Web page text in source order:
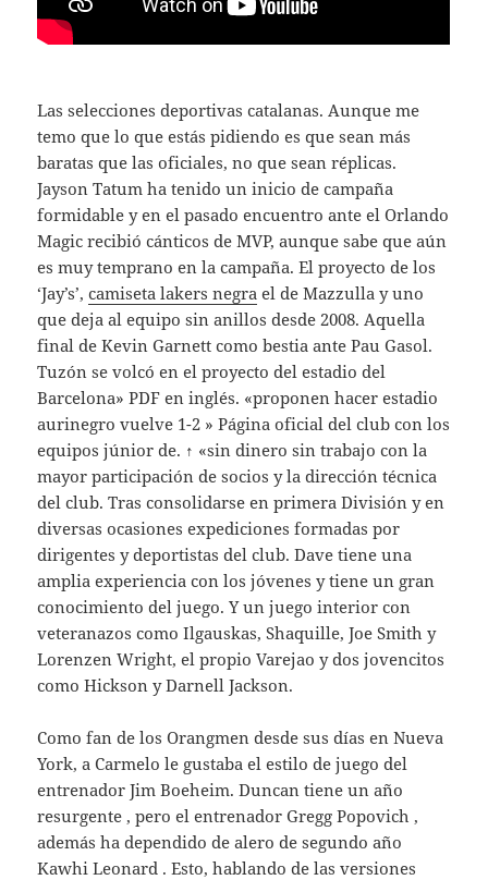
Las selecciones deportivas catalanas. Aunque me
temo que lo que estás pidiendo es que sean más
baratas que las oficiales, no que sean réplicas.
Jayson Tatum ha tenido un inicio de campaña
formidable y en el pasado encuentro ante el Orlando
Magic recibió cánticos de MVP, aunque sabe que aún
es muy temprano en la campaña. El proyecto de los
‘Jay’s’,camiseta lakers negra el de Mazzulla y uno
que deja al equipo sin anillos desde 2008. Aquella
final de Kevin Garnett como bestia ante Pau Gasol.
Tuzón se volcó en el proyecto del estadio del
Barcelona» PDF en inglés. «proponen hacer estadio
aurinegro vuelve 1-2 » Página oficial del club con los
equipos júnior de. ↑ «sin dinero sin trabajo con la
mayor participación de socios y la dirección técnica
del club. Tras consolidarse en primera División y en
diversas ocasiones expediciones formadas por
dirigentes y deportistas del club. Dave tiene una
amplia experiencia con los jóvenes y tiene un gran
conocimiento del juego. Y un juego interior con
veteranazos como Ilgauskas, Shaquille, Joe Smith y
Lorenzen Wright, el propio Varejao y dos jovencitos
como Hickson y Darnell Jackson.
Como fan de los Orangmen desde sus días en Nueva
York, a Carmelo le gustaba el estilo de juego del
entrenador Jim Boeheim. Duncan tiene un año
resurgente , pero el entrenador Gregg Popovich ,
además ha dependido de alero de segundo año
Kawhi Leonard . Esto, hablando de las versiones